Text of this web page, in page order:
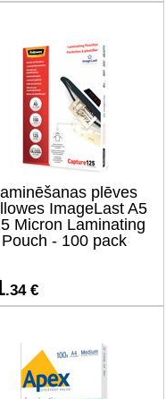
plēves
ImageLast A5
Micron Laminating
Pouch - 100 pack
.34 €